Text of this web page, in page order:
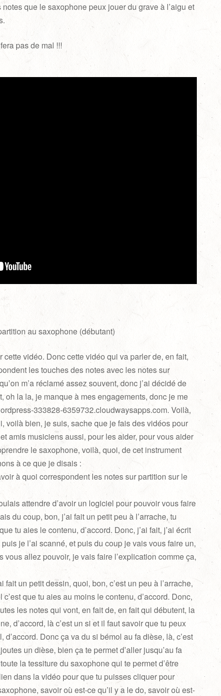
que le saxophone peux jouer du grave à l’aigu et
pas de mal !!!
au saxophone (débutant)
vidéo. Donc cette vidéo qui va parler de, en fait,
les touches des notes avec les notes sur
m’a réclamé assez souvent, donc j’ai décidé de
oh la la, je manque à mes engagements, donc je me
333828-6359732.cloudwaysapps.com. Voilà,
voilà bien, je suis, sache que je fais des vidéos pour
amis musiciens aussi, pour les aider, pour vous aider
le saxophone, voilà, quoi, de cet instrument
à ce que je disais :
à quoi correspondent les notes sur partition sur le
attendre d’avoir un logiciel pour pouvoir vous faire
du coup, bon, j’ai fait un petit peu à l’arrache, tu
tu aies le contenu, d’accord. Donc, j’ai fait, j’ai écrit
je l’ai scanné, et puis du coup je vais vous faire un,
vous allez pouvoir, je vais faire l’explication comme ça,
un petit dessin, quoi, bon, c’est un peu à l’arrache,
c’est que tu aies au moins le contenu, d’accord. Donc,
les notes qui vont, en fait de, en fait qui débutent, la
d’accord, là c’est un si et il faut savoir que tu peux
Donc ça va du si bémol au fa dièse, là, c’est
un dièse, bien ça te permet d’aller jusqu’au fa
la tessiture du saxophone qui te permet d’être
dans la vidéo pour que tu puisses cliquer pour
savoir où est-ce qu’il y a le do, savoir où est-